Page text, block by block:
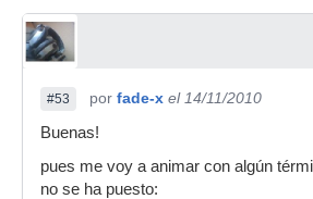
#53 por fade-x el 14/11/2010
Buenas!
pues me voy a animar con algún
no se ha puesto: